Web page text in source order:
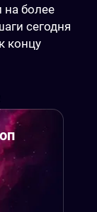
на более
сегодня
концу